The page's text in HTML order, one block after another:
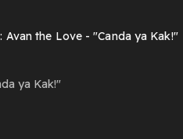
Avan the Love - "Canda ya Kak!"
ya Kak!"